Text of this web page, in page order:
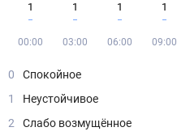
1
00:00
1
03:00
1
06:00
1
09:00
0
Спокойное
1
Неустойчивое
2
Слабо возмущённое